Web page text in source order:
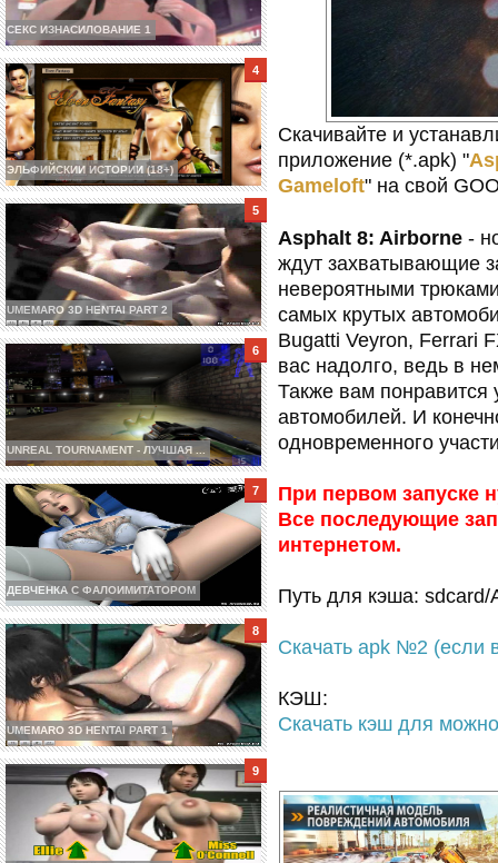
СЕКС ИЗНАСИЛОВАНИЕ 1
ЭЛЬФИЙСКИИ ИСТОРИИ (18+)
UMEMARO 3D HENTAI PART 2
UNREAL TOURNAMENT - ЛУЧШАЯ ...
ДЕВЧЕНКА С ФАЛОИМИТАТОРОМ
UMEMARO 3D HENTAI PART 1
Скачивайте и
приложение (*.apk) "
Gameloft" на свой
Asphalt 8: Airborne -
ждут захватывающие
невероятными
самых крутых
Bugatti Veyron, Ferrari
вас надолго, ведь в
Также вам
автомобилей. И
одновременного
При первом запуске
Все последующие
интернетом.
Путь для кэша: sdcard/
Скачать apk №2 (если
КЭШ:
Скачать кэш для